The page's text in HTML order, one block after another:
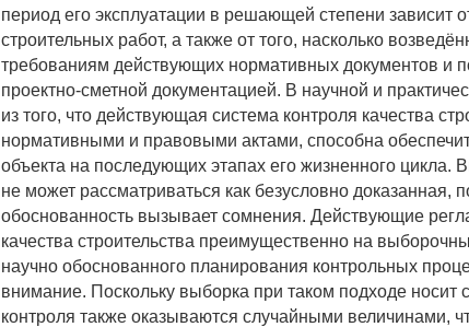
период его эксплуатации в решающей степени зависит
строительных работ, а также от того, насколько
требованиям действующих нормативных документов и
проектно-сметной документацией. В научной и
из того, что действующая система контроля качества
нормативными и правовыми актами, способна
объекта на последующих этапах его жизненного цикла.
не может рассматриваться как безусловно доказанная,
обоснованность вызывает сомнения. Действующие
качества строительства преимущественно на
научно обоснованного планирования контрольных
внимание. Поскольку выборка при таком подходе носит
контроля также оказываются случайными величинами,